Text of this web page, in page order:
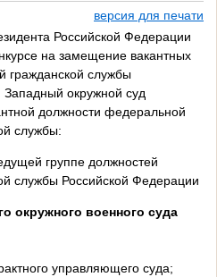
версия для печати
Российской Федерации
на замещение вакантных
гражданской службы
окружной суд
должности федеральной
службы:
группе должностей
службы Российской Федерации
окружного военного суда
управляющего суда;